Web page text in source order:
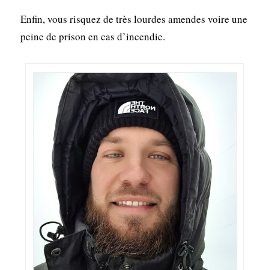
Enfin, vous risquez de très lourdes amendes voire une
peine de prison en cas d’incendie.